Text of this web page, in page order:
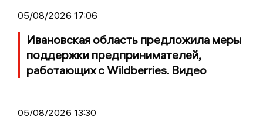
05/08/2026 17:06
Ивановская область предложила меры
поддержки предпринимателей,
работающих с Wildberries. Видео
05/08/2026 13:30